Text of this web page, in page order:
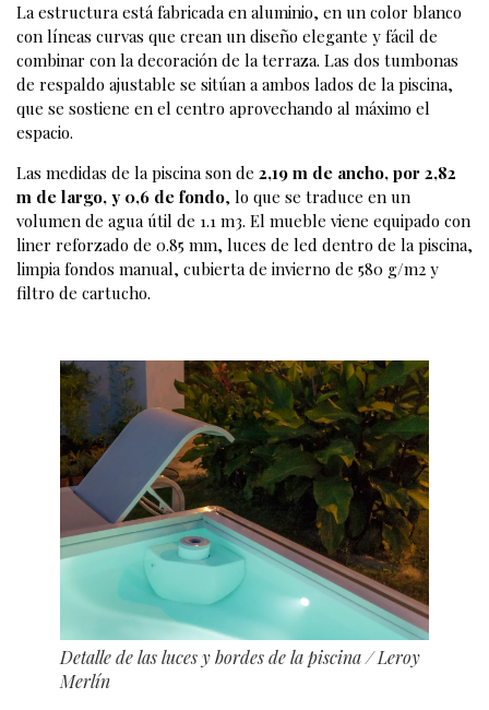
La estructura está fabricada en aluminio, en un color blanco
con líneas curvas que crean un diseño elegante y fácil de
combinar con la decoración de la terraza. Las dos tumbonas
de respaldo ajustable se sitúan a ambos lados de la piscina,
que se sostiene en el centro aprovechando al máximo el
espacio.
Las medidas de la piscina son de 2,19 m de ancho, por 2,82
m de largo, y 0,6 de fondo, lo que se traduce en un
volumen de agua útil de 1.1 m3. El mueble viene equipado con
liner reforzado de 0.85 mm, luces de led dentro de la piscina,
limpia fondos manual, cubierta de invierno de 580 g/m2 y
filtro de cartucho.
Detalle de las luces y bordes de la piscina/ Leroy
Merlín